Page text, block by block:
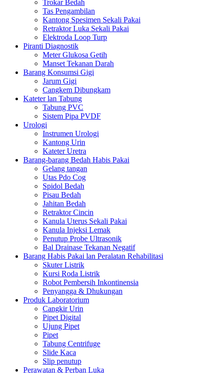
Trokar Bedah
Tas Pengambilan
Kantong Spesimen Sekali Pakai
Retraktor Luka Sekali Pakai
Elektroda Loop Turp
Piranti Diagnostik
Meter Glukosa Getih
Manset Tekanan Darah
Barang Konsumsi Gigi
Jarum Gigi
Cangkem Dibungkam
Kateter lan Tabung
Tabung PVC
Sistem Pipa PVDF
Urologi
Instrumen Urologi
Kantong Urin
Kateter Uretra
Barang-barang Bedah Habis Pakai
Gelang tangan
Utas Pdo Cog
Spidol Bedah
Pisau Bedah
Jahitan Bedah
Retraktor Cincin
Kanula Uterus Sekali Pakai
Kanula Injeksi Lemak
Penutup Probe Ultrasonik
Bal Drainase Tekanan Negatif
Barang Habis Pakai lan Peralatan Rehabilitasi
Skuter Listrik
Kursi Roda Listrik
Robot Pembersih Inkontinensia
Penyangga & Dhukungan
Produk Laboratorium
Cangkir Urin
Pipet Digital
Ujung Pipet
Pipet
Tabung Centrifuge
Slide Kaca
Slip penutup
Perawatan & Perban Luka